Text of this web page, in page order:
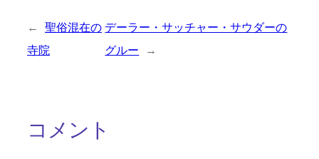
←
聖俗混在の
寺院
デーラー・サッチャー・サウダーの
グルー
→
コメント